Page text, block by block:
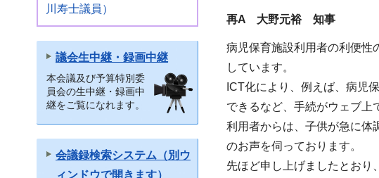
川寿士議員）
議会生中継・録画中継
本会議及び予算特別委
員会の生中継・録画中
継をご覧になれます。
会議録検索システム（別ウ
ィンドウで開きます）
再A 大野元裕 知事
病児保育施設利用者の利便性
しています。
ICT化により、例えば、病児
できるなど、手続がウェブ上
利用者からは、子供が急に体
のお声を伺っております。
先ほど申し上げましたとおり